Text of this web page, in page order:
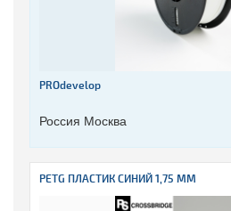
PROdevelop
Россия Москва
PETG ПЛАСТИК СИНИЙ 1,75 ММ